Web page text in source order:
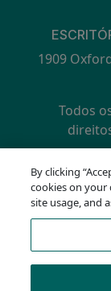
1909
Todos
By clicking
cookies on your
site usage, and